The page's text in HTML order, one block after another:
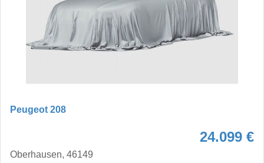
Peugeot 208
24.099 €
Oberhausen, 46149